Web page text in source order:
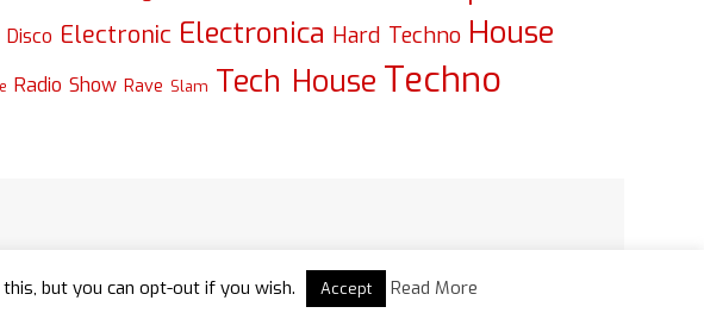
Electronic Electronica Hard Techno House
Radio Show Rave Slam Tech House Techno
Powered by
but you can opt-out if you wish. Accept Read More